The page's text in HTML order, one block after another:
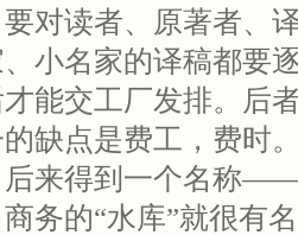
对读者、原著者、
小名家的译稿都要
能交工厂发排。后
缺点是费工，费时
来得到一个名称
务的“水库”就很有